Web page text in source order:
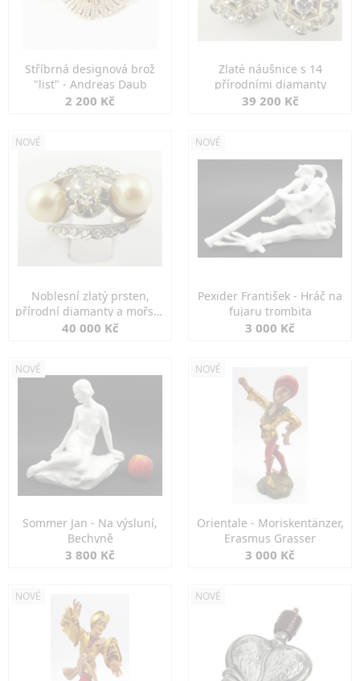
Stříbrná designová brož
"list" - Andreas Daub
2 200 Kč
Zlaté náušnice s 14
přírodními diamanty
39 200 Kč
NOVÉ
Noblesní zlatý prsten,
přírodní diamanty a mořské
perly
40 000 Kč
NOVÉ
Pexider František - Hráč na
fujaru trombita
3 000 Kč
NOVÉ
Sommer Jan - Na výsluní,
Bechyně
3 800 Kč
NOVÉ
Orientale - Moriskentänzer,
Erasmus Grasser
3 000 Kč
NOVÉ NOVÉ